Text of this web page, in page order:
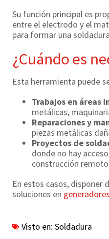
Su función principal es
entre el electrodo y el
para formar una
¿Cuándo es
Esta herramienta puede
Trabajos en áreas
metálicas,
Reparaciones y
piezas metálicas
Proyectos de
donde no hay
construcción
En estos casos, disponer
soluciones en
Visto en: Soldadura